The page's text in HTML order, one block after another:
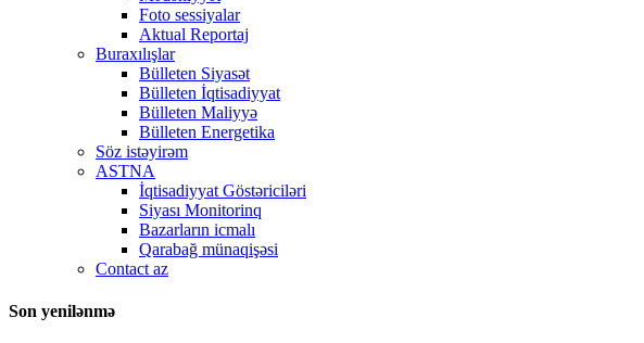
Foto sessiyalar
Aktual Reportaj
Buraxılışlar
Bülleten Siyasət
Bülleten İqtisadiyyat
Bülleten Maliyyə
Bülleten Energetika
Söz istəyirəm
ASTNA
İqtisadiyyat Göstəriciləri
Siyası Monitorinq
Bazarların icmalı
Qarabağ münaqişəsi
Contact az
Son yenilənmə